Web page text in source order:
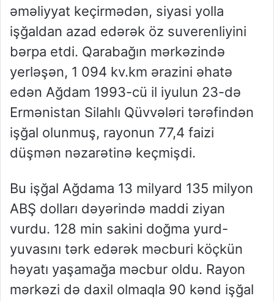
əməliyyat keçirmədən, siyasi yolla
işğaldan azad edərək öz suverenliyini
bərpa etdi. Qarabağın mərkəzində
yerləşən, 1 094 kv.km ərazini əhatə
edən Ağdam 1993-cü il iyulun 23-də
Ermənistan Silahlı Qüvvələri tərəfindən
işğal olunmuş, rayonun 77,4 faizi
düşmən nəzarətinə keçmişdi.
Bu işğal Ağdama 13 milyard 135 milyon
ABŞ dolları dəyərində maddi ziyan
vurdu. 128 min sakini doğma yurd-
yuvasını tərk edərək məcburi köçkün
həyatı yaşamağa məcbur oldu. Rayon
mərkəzi də daxil olmaqla 90 kənd işğal